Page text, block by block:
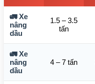
🚛 Xe
nâng
dầu
1.5 – 3.5
tấn
🚛 Xe
nâng
dầu
4 – 7 tấn